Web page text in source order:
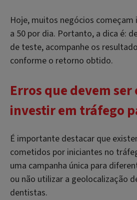
Hoje, muitos negócios começam
a 50 por dia. Portanto, a dica é:
de teste, acompanhe os
conforme o retorno obtido.
Erros que devem
investir em tráfego
É importante destacar que
cometidos por iniciantes no
uma campanha única para
ou não utilizar a geolocalização
dentistas.